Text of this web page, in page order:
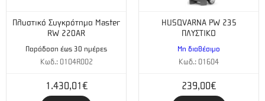
Πλυστικό Συγκρότημα Master
RW 220AR
Παράδοση έως 30 ημέρες
Κωδ.: 0104R002
1.430,01€
HUSQVARNA PW 235
ΠΛΥΣΤΙΚΟ
Μη διαθέσιμο
Κωδ.: 01604
239,00€